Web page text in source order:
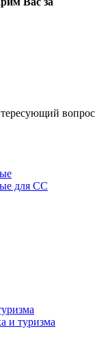
вопрос
для СС
и туризма